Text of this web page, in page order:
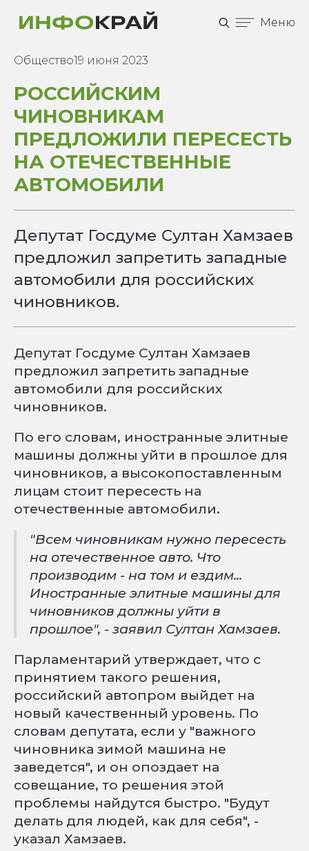
Меню
Общество19 июня 2023
РОССИЙСКИМ
ЧИНОВНИКАМ
ПРЕДЛОЖИЛИ ПЕРЕСЕСТЬ
НА ОТЕЧЕСТВЕННЫЕ
АВТОМОБИЛИ
Депутат Госдуме Султан Хамзаев
предложил запретить западные
автомобили для российских
чиновников.
Депутат Госдуме Султан Хамзаев
предложил запретить западные
автомобили для российских
чиновников.
По его словам, иностранные элитные
машины должны уйти в прошлое для
чиновников, а высокопоставленным
лицам стоит пересесть на
отечественные автомобили.
"Всем чиновникам нужно пересесть
на отечественное авто. Что
производим - на том и ездим...
Иностранные элитные машины для
чиновников должны уйти в
прошлое", - заявил Султан Хамзаев.
Парламентарий утверждает, что с
принятием такого решения,
российский автопром выйдет на
новый качественный уровень. По
словам депутата, если у "важного
чиновника зимой машина не
заведется", и он опоздает на
совещание, то решения этой
проблемы найдутся быстро. "Будут
делать для людей, как для себя", -
указал Хамзаев.